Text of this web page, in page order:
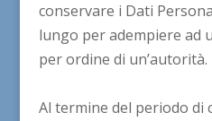
conservare i Dati
lungo per adempiere ad
per ordine di un’autorità.
Al termine del periodo di